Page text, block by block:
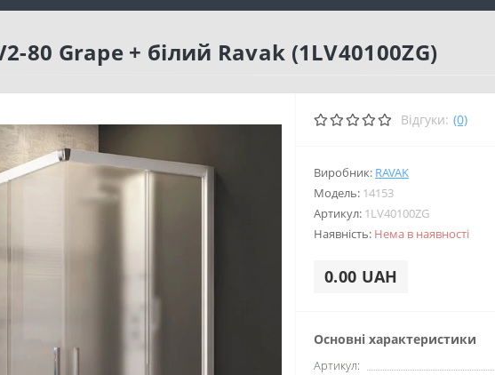
80 Grape + білий Ravak (1LV40100ZG)
Відгуки: (0)
Виробник: RAVAK
Модель: 14153
Артикул: 1LV40100ZG
Наявність: Нема в наявності
0.00 UAH
Основні характеристики
Артикул: